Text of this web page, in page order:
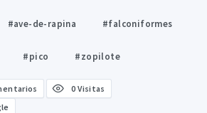
#ave-de-rapina #falconiformes
#pico #zopilote
0 Visitas